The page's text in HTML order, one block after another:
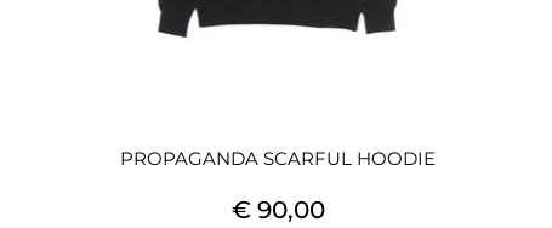
PROPAGANDA SCARFUL HOODIE
€ 90,00